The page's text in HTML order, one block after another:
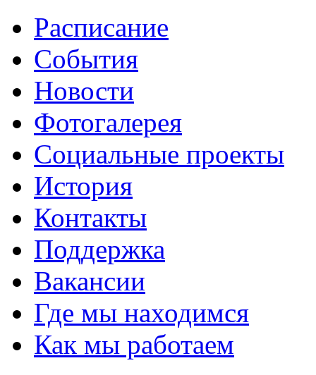
Расписание
События
Новости
Фотогалерея
Социальные проекты
История
Контакты
Поддержка
Вакансии
Где мы находимся
Как мы работаем